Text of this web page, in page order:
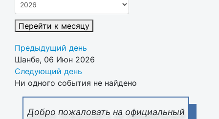
Добро пожаловать на официальный
Перейти к месяцу
Предыдущий день
Шанбе, 06 Июн 2026
Следующий день
Ни одного события не найдено